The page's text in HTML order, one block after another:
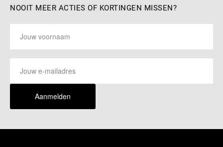
NOOIT MEER ACTIES OF KORTINGEN MISSEN?
Aanmelden